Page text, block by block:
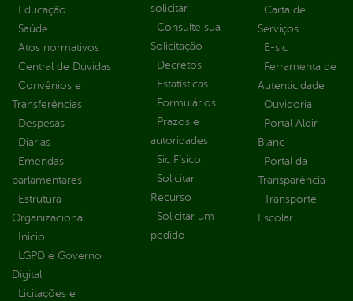
Educação
Saúde
Atos normativos
Central de Dúvidas
Convênios e
Transferências
Despesas
Diárias
Emendas
parlamentares
Estrutura
Organizacional
Inicio
LGPD e Governo
Digital
Licitações e
solicitar
Consulte sua
Solicitação
Decretos
Estatísticas
Formulários
Prazos e
autoridades
Sic Físico
Solicitar
Recurso
Solicitar um
pedido
Carta de
Serviços
E-sic
Ferramenta de
Autenticidade
Ouvidoria
Portal Aldir
Blanc
Portal da
Transparência
Transporte
Escolar